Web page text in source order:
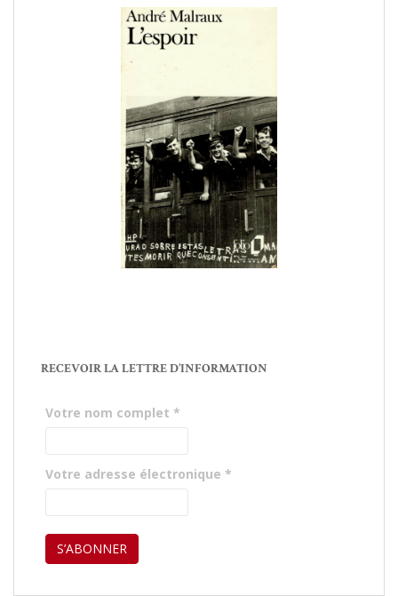
RECEVOIR LA LETTRE D’INFORMATION
Votre nom complet *
Votre adresse électronique *